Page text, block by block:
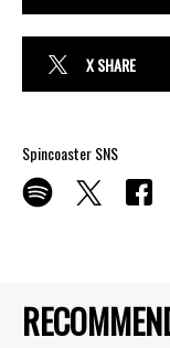
X SHARE
Spincoaster SNS